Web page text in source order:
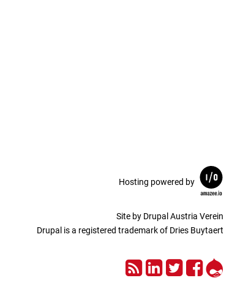
Hosting powered by
Site by Drupal Austria Verein
Drupal is a registered trademark of Dries Buytaert
RSSLinkedIn
Twitter